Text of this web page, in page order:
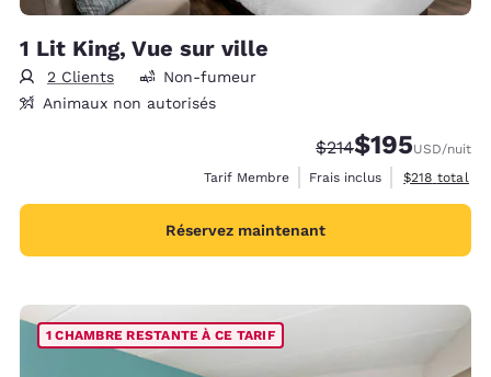
1 Lit King, Vue sur ville
2 Clients
Non-fumeur
Animaux non autorisés
Tarif barré :
$214Tarif réduit :
$195USD/nuit
Tarif Membre
Frais inclus Afficher les
$218 total
Réservez maintenant
1 CHAMBRE RESTANTE À CE TARIF